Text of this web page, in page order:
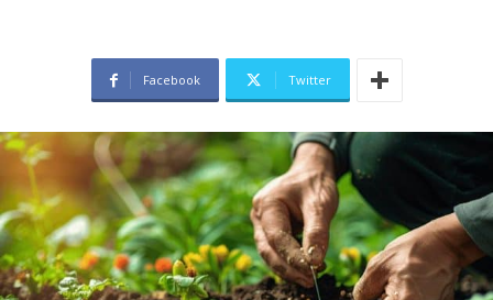
Facebook Twitter